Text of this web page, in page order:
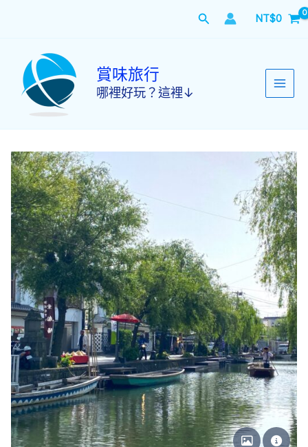
搜
NT$0
賞味旅行
哪裡好玩？這裡↓